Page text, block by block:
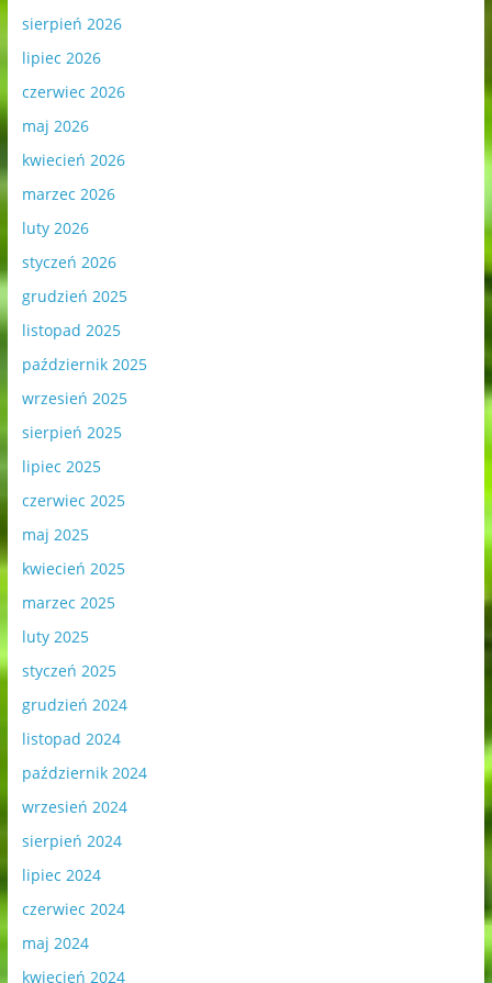
sierpień 2026
lipiec 2026
czerwiec 2026
maj 2026
kwiecień 2026
marzec 2026
luty 2026
styczeń 2026
grudzień 2025
listopad 2025
październik 2025
wrzesień 2025
sierpień 2025
lipiec 2025
czerwiec 2025
maj 2025
kwiecień 2025
marzec 2025
luty 2025
styczeń 2025
grudzień 2024
listopad 2024
październik 2024
wrzesień 2024
sierpień 2024
lipiec 2024
czerwiec 2024
maj 2024
kwiecień 2024